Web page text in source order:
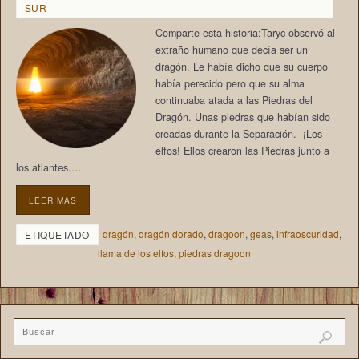
SUR
Comparte esta historia:Taryc observó al
extraño humano que decía ser un
dragón. Le había dicho que su cuerpo
había perecido pero que su alma
continuaba atada a las Piedras del
Dragón. Unas piedras que habían sido
creadas durante la Separación. -¡Los
elfos! Ellos crearon las Piedras junto a
los atlantes.…
LEER MÁS
ETIQUETADO dragón, dragón dorado, dragoon, geas, infraoscuridad,
llama de los elfos, piedras dragoon